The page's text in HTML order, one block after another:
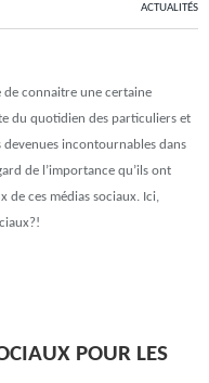
ACTUALITÉS
de connaitre une certaine
du quotidien des particuliers et
devenues incontournables dans
de l’importance qu’ils ont
de ces médias sociaux. Ici,
POUR LES